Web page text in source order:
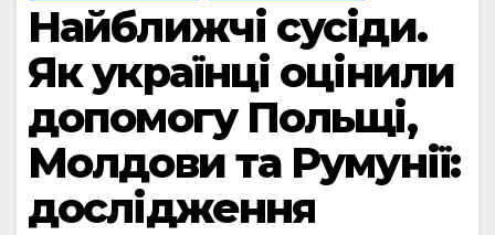
Найближчі сусіди.
Як українці оцінили
допомогу Польщі,
Молдови та Румунії:
дослідження